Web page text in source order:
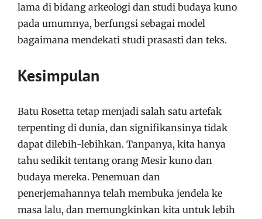
lama di bidang arkeologi dan studi budaya kuno
pada umumnya, berfungsi sebagai model
bagaimana mendekati studi prasasti dan teks.
Kesimpulan
Batu Rosetta tetap menjadi salah satu artefak
terpenting di dunia, dan signifikansinya tidak
dapat dilebih-lebihkan. Tanpanya, kita hanya
tahu sedikit tentang orang Mesir kuno dan
budaya mereka. Penemuan dan
penerjemahannya telah membuka jendela ke
masa lalu, dan memungkinkan kita untuk lebih